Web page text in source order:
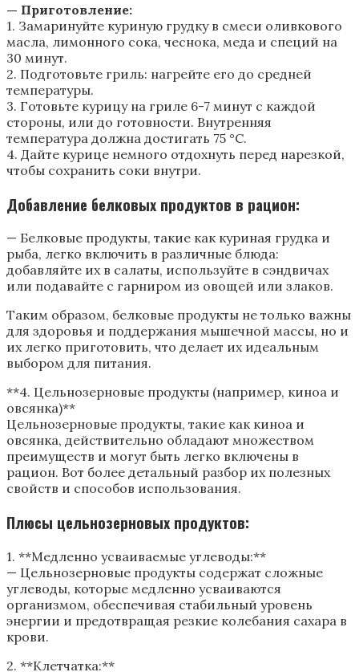
— Приготовление:
1. Замаринуйте куриную грудку в смеси оливкового
масла, лимонного сока, чеснока, меда и специй на
30 минут.
2. Подготовьте гриль: нагрейте его до средней
температуры.
3. Готовьте курицу на гриле 6-7 минут с каждой
стороны, или до готовности. Внутренняя
температура должна достигать 75 °C.
4. Дайте курице немного отдохнуть перед нарезкой,
чтобы сохранить соки внутри.
Добавление белковых продуктов в рацион:
— Белковые продукты, такие как куриная грудка и
рыба, легко включить в различные блюда:
добавляйте их в салаты, используйте в сэндвичах
или подавайте с гарниром из овощей или злаков.
Таким образом, белковые продукты не только важны
для здоровья и поддержания мышечной массы, но и
их легко приготовить, что делает их идеальным
выбором для питания.
**4. Цельнозерновые продукты (например, киноа и
овсянка)**
Цельнозерновые продукты, такие как киноа и
овсянка, действительно обладают множеством
преимуществ и могут быть легко включены в
рацион. Вот более детальный разбор их полезных
свойств и способов использования.
Плюсы цельнозерновых продуктов:
1. **Медленно усваиваемые углеводы:**
— Цельнозерновые продукты содержат сложные
углеводы, которые медленно усваиваются
организмом, обеспечивая стабильный уровень
энергии и предотвращая резкие колебания сахара в
крови.
2. **Клетчатка:**